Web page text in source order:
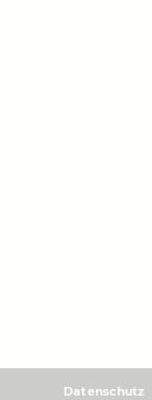
Datenschutz